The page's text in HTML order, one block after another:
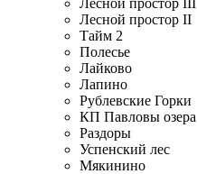
Лесной простор II
Тайм 2
Полесье
Лайково
Лапино
Рублевские Горки
КП Павловы озера
Раздоры
Успенский лес
Мякинино